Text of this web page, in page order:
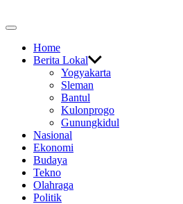
to
Off
CanvasHome
Berita Lokal
Yogyakarta
Sleman
Bantul
Kulonprogo
Gunungkidul
Nasional
Ekonomi
Budaya
Tekno
Olahraga
Politik